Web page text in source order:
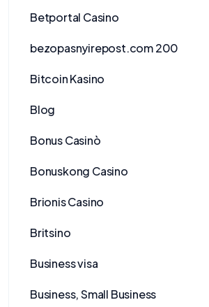
Betportal Casino
bezopasnyirepost.com 200
Bitcoin Kasino
Blog
Bonus Casinò
Bonuskong Casino
Brionis Casino
Britsino
Business visa
Business, Small Business